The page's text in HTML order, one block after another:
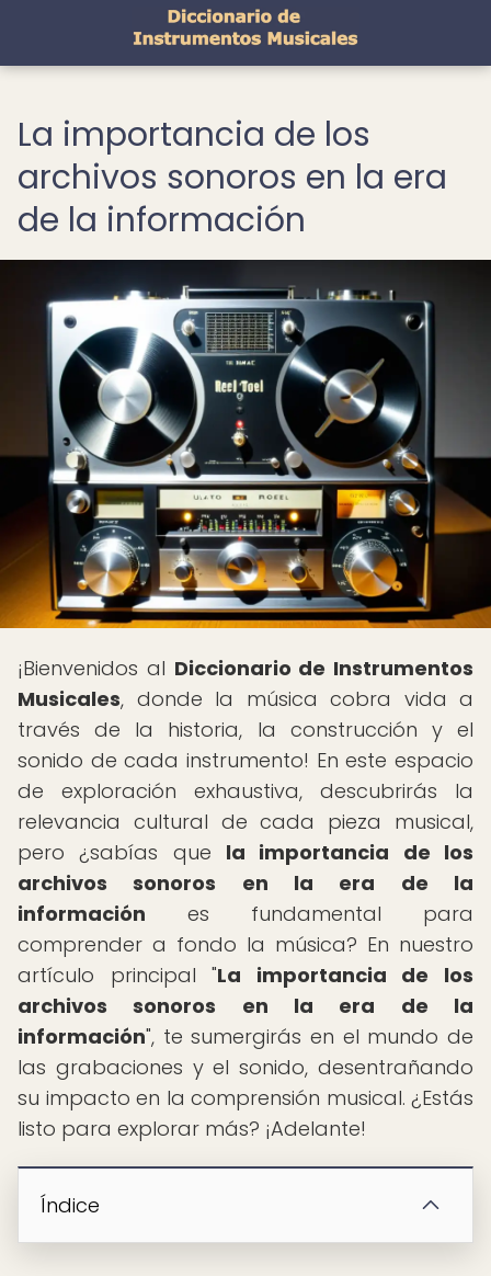
La importancia de los
archivos sonoros en la era
de la información
¡Bienvenidos al Diccionario de Instrumentos
Musicales, donde la música cobra vida a
través de la historia, la construcción y el
sonido de cada instrumento! En este espacio
de exploración exhaustiva, descubrirás la
relevancia cultural de cada pieza musical,
pero ¿sabías que la importancia de los
archivos sonoros en la era de la
información es fundamental para
comprender a fondo la música? En nuestro
artículo principal "La importancia de los
archivos sonoros en la era de la
información", te sumergirás en el mundo de
las grabaciones y el sonido, desentrañando
su impacto en la comprensión musical. ¿Estás
listo para explorar más? ¡Adelante!
Índice